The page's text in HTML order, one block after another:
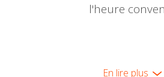
l'heure
En lire plus